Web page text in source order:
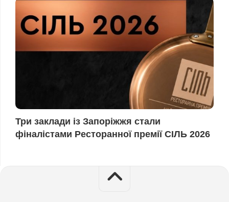
Три заклади із Запоріжжя стали
фіналістами Ресторанної премії СІЛЬ 2026